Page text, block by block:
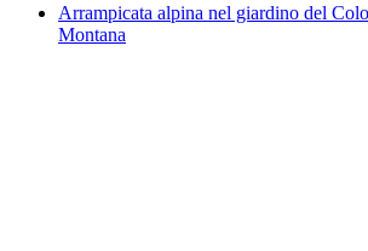
Arrampicata alpina nel giardino del
Montana